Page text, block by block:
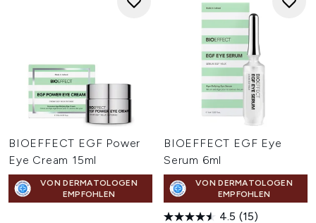
BIOEFFECT EGF Power
Eye Cream 15ml
VON DERMATOLOGEN
EMPFOHLEN
BIOEFFECT EGF Eye
Serum 6ml
VON DERMATOLOGEN
EMPFOHLEN
4.5 (15)